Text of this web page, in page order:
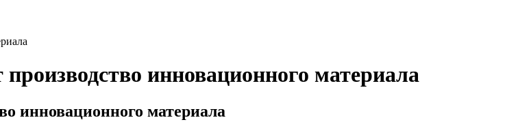
инновационного материала
инновационного материала